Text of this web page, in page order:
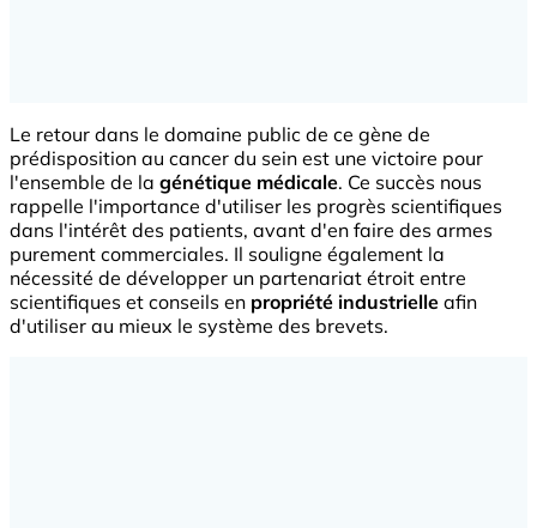
Le retour dans le domaine public de ce gène de
prédisposition au cancer du sein est une victoire pour
l'ensemble de la génétique médicale. Ce succès nous
rappelle l'importance d'utiliser les progrès scientifiques
dans l'intérêt des patients, avant d'en faire des armes
purement commerciales. Il souligne également la
nécessité de développer un partenariat étroit entre
scientifiques et conseils en propriété industrielle afin
d'utiliser au mieux le système des brevets.